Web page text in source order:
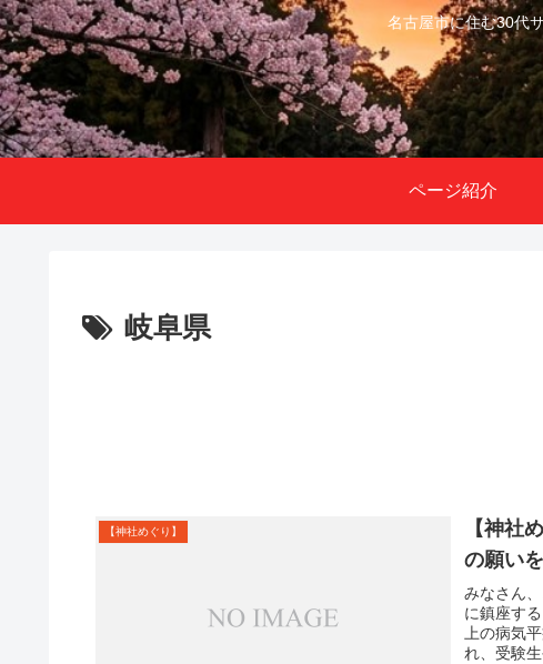
名古屋市に住む30代
ページ紹介
岐阜県
【神社めぐり】
【神社
の願い
みなさん
に鎮座す
上の病気
れ、受験